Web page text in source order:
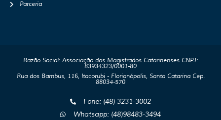
Parceria
Razão Social: Associação dos Magistrados Catarinenses CNPJ:
83934323/0001-80
Rua dos Bambus, 116, Itacorubi - Florianópolis, Santa Catarina Cep.
88034-570
Fone: (48) 3231-3002
Whatsapp: (48)98483-3494